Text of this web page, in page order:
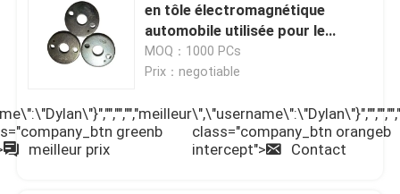
en tôle électromagnétique
automobile utilisée pour le
démarreur de voiture
MOQ：1000 PCs
Prix：negotiable
greenb
meilleur prix
class="company_btn orangeb
intercept">
Contact